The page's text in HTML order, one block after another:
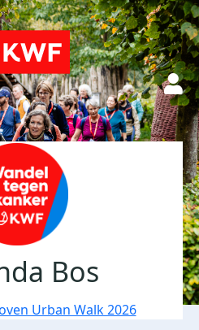
Bos
Urban Walk 2026